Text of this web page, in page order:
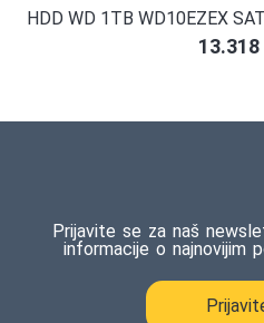
HDD WD 1TB WD10EZEX
13.318
Prijavite se za naš
informacije o najnovijim